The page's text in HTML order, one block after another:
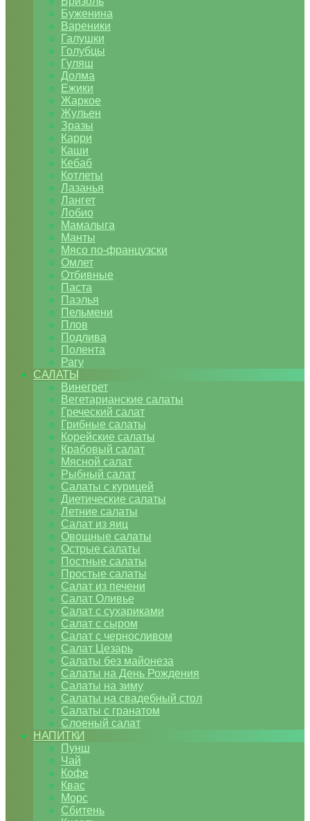
Буженина
Вареники
Галушки
Голубцы
Гуляш
Долма
Ежики
Жаркое
Жульен
Зразы
Карри
Каши
Кебаб
Котлеты
Лазанья
Лангет
Лобио
Мамалыга
Манты
Мясо по-французски
Омлет
Отбивные
Паста
Паэлья
Пельмени
Плов
Подлива
Полента
Рагу
САЛАТЫ
Винегрет
Вегетарианские салаты
Греческий салат
Грибные салаты
Корейские салаты
Крабовый салат
Мясной салат
Рыбный салат
Салаты с курицей
Диетические салаты
Летние салаты
Салат из яиц
Овощные салаты
Острые салаты
Постные салаты
Простые салаты
Салат из печени
Салат Оливье
Салат с сухариками
Салат с сыром
Салат с черносливом
Салат Цезарь
Салаты без майонеза
Салаты на День Рождения
Салаты на зиму
Салаты на свадебный стол
Салаты с гранатом
Слоеный салат
НАПИТКИ
Пунш
Чай
Кофе
Квас
Морс
Сбитень